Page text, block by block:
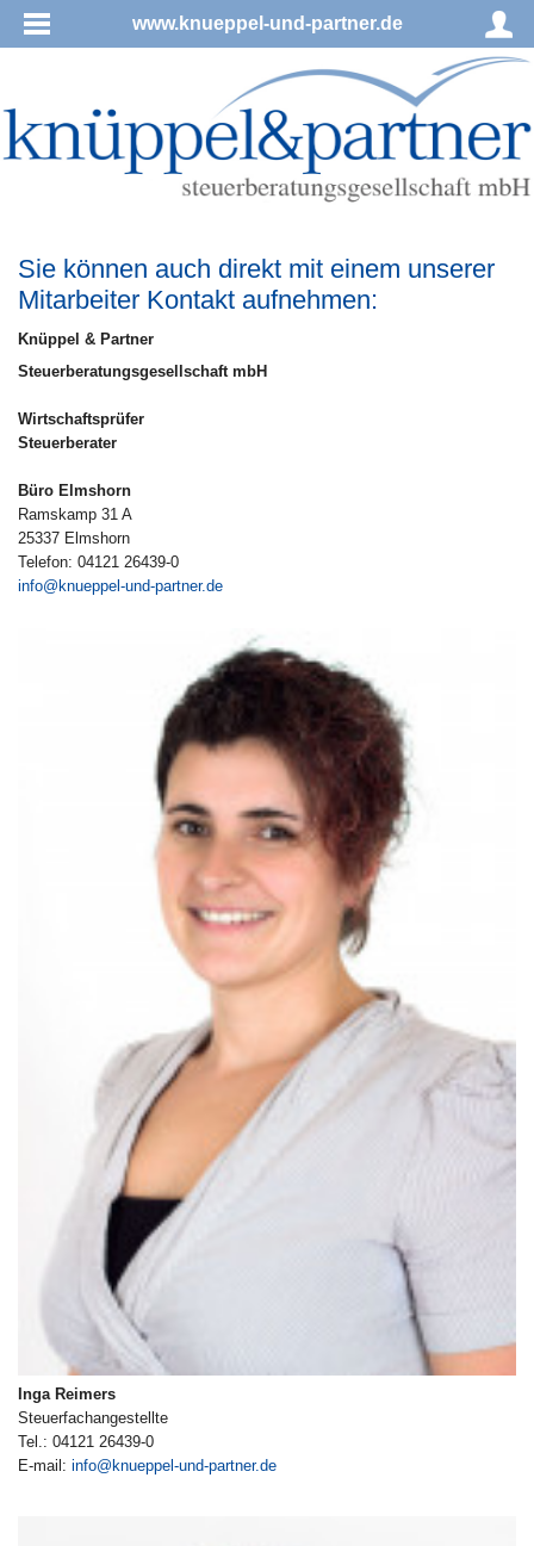
www.knueppel-und-partner.de
Sie können auch direkt mit einem unserer
Mitarbeiter Kontakt aufnehmen:
Knüppel & Partner
Steuerberatungsgesellschaft mbH
Wirtschaftsprüfer
Steuerberater
Büro Elmshorn
Ramskamp 31 A
25337 Elmshorn
Telefon: 04121 26439-0
info@knueppel-und-partner.de
Inga Reimers
Steuerfachangestellte
Tel.: 04121 26439-0
E-mail: info@knueppel-und-partner.de